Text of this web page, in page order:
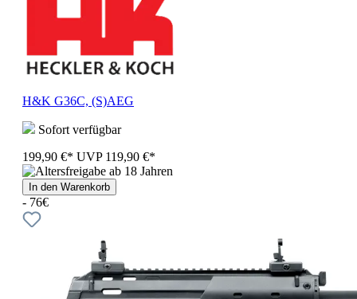
H&K G36C, (S)AEG
Sofort verfügbar
199,90 €* UVP 119,90 €*
In den Warenkorb
- 76€